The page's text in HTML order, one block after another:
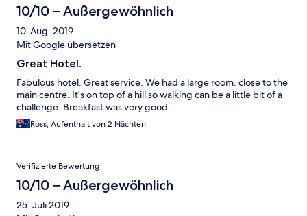
10/10 – Außergewöhnlich
10. Aug. 2019
Mit Google übersetzen
Great Hotel.
Fabulous hotel. Great service. We had a large room. close to the
main centre. It's on top of a hill so walking can be a little bit of a
challenge. Breakfast was very good.
Ross, Aufenthalt von 2 Nächten
Verifizierte Bewertung
10/10 – Außergewöhnlich
25. Juli 2019